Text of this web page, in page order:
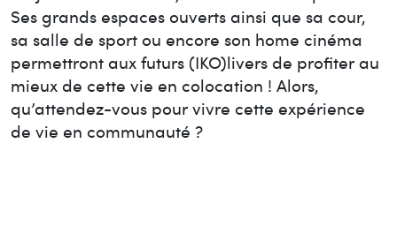
Ses grands espaces ouverts ainsi que sa cour,
sa salle de sport ou encore son home cinéma
permettront aux futurs (IKO)livers de profiter au
mieux de cette vie en colocation ! Alors,
qu’attendez-vous pour vivre cette expérience
de vie en communauté ?